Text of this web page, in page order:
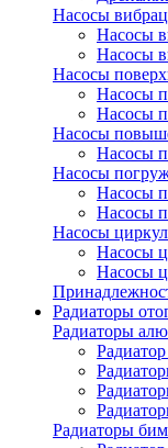
Насосы
Насосы
Насосы
Насосы
Насосы
Насосы
Насосы
Насосы
Насосы
Насосы
Насосы
Насосы
Насосы
Насосы
Радиаторы
Радиаторы
Радиаторы